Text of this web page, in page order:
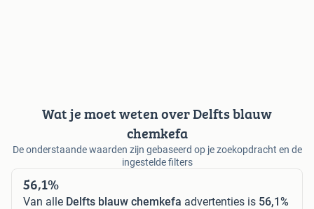
Wat je moet weten over Delfts blauw
chemkefa
De onderstaande waarden zijn gebaseerd op je zoekopdracht en de
ingestelde filters
56,1%
Van alle Delfts blauw chemkefa advertenties is 56,1%